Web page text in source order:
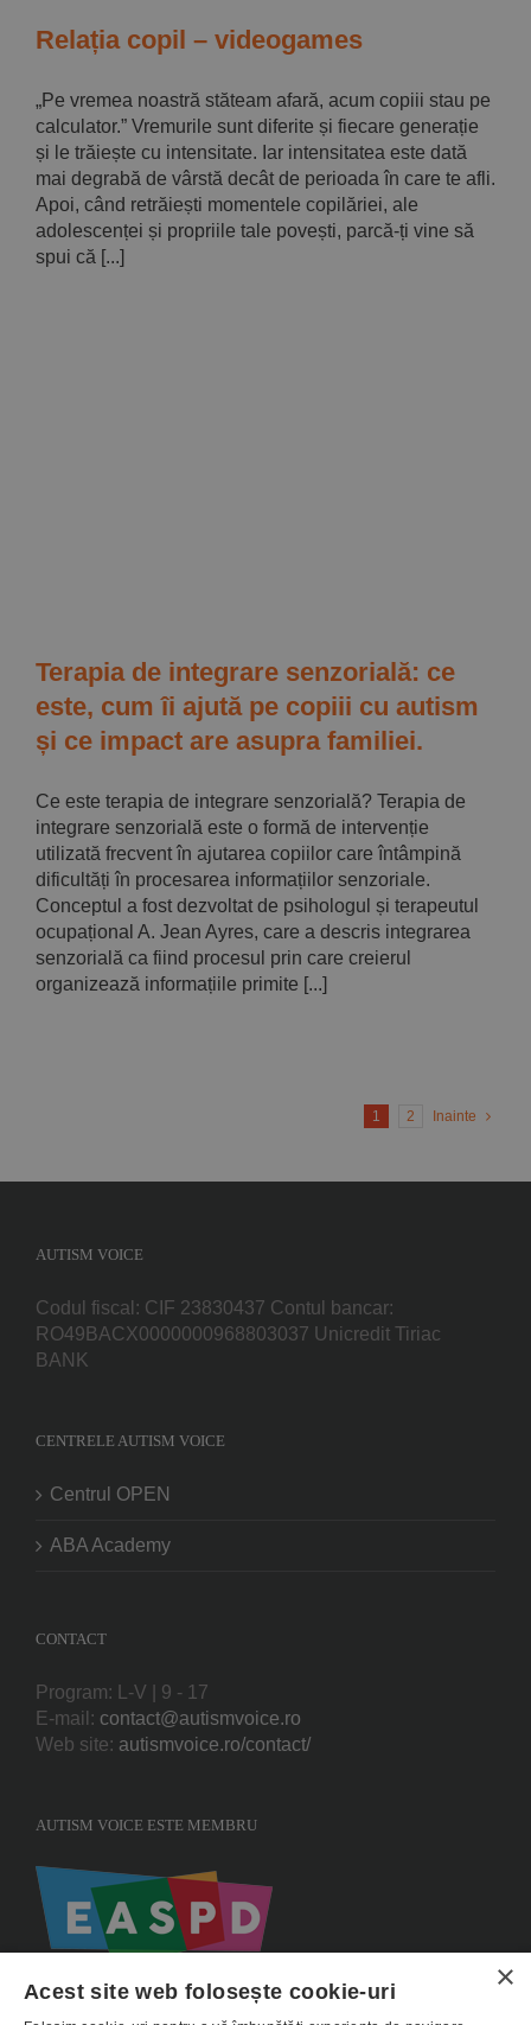
Relația copil – videogames
„Pe vremea noastră stăteam afară, acum copiii stau pe
calculator.” Vremurile sunt diferite și fiecare generație
și le trăiește cu intensitate. Iar intensitatea este dată
mai degrabă de vârstă decât de perioada în care te afli.
Apoi, când retrăiești momentele copilăriei, ale
adolescenței și propriile tale povești, parcă-ți vine să
spui că [...]
Terapia de integrare senzorială: ce
este, cum îi ajută pe copiii cu autism
și ce impact are asupra familiei.
Ce este terapia de integrare senzorială? Terapia de
integrare senzorială este o formă de intervenție
utilizată frecvent în ajutarea copiilor care întâmpină
dificultăți în procesarea informațiilor senzoriale.
Conceptul a fost dezvoltat de psihologul și terapeutul
ocupațional A. Jean Ayres, care a descris integrarea
senzorială ca fiind procesul prin care creierul
organizează informațiile primite [...]
1 2 Inainte
AUTISM VOICE
Codul fiscal: CIF 23830437 Contul bancar:
RO49BACX0000000968803037 Unicredit Tiriac
BANK
CENTRELE AUTISM VOICE
Centrul OPEN
ABA Academy
CONTACT
Program: L-V | 9 - 17
E-mail: contact@autismvoice.ro
Web site: autismvoice.ro/contact/
AUTISM VOICE ESTE MEMBRU
×
Acest site web folosește cookie-uri